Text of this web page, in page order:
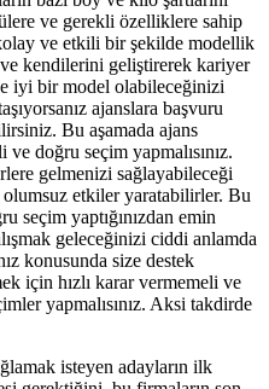
ve gerekli özelliklere sahip
ve etkili bir şekilde modellik
kendilerini geliştirerek kariyer
iyi bir model olabileceğinizi
ajanslara başvuru
Bu aşamada ajans
doğru seçim yapmalısınız.
gelmenizi sağlayabileceği
etkiler yaratabilirler. Bu
seçim yaptığınızdan emin
geleceğinizi ciddi anlamda
konusunda size destek
için hızlı karar vermemeli ve
yapmalısınız. Aksi takdirde
isteyen adayların ilk